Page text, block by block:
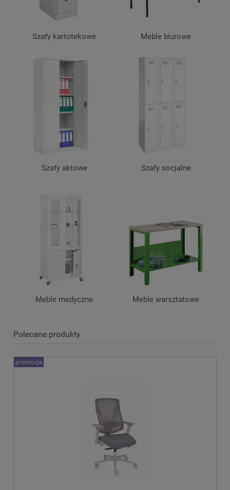
Szafy kartotekowe Meble biurowe
Szafy aktowe Szafy socjalne
Meble medyczne Meble warsztatowe
Polecane produkty
promocja